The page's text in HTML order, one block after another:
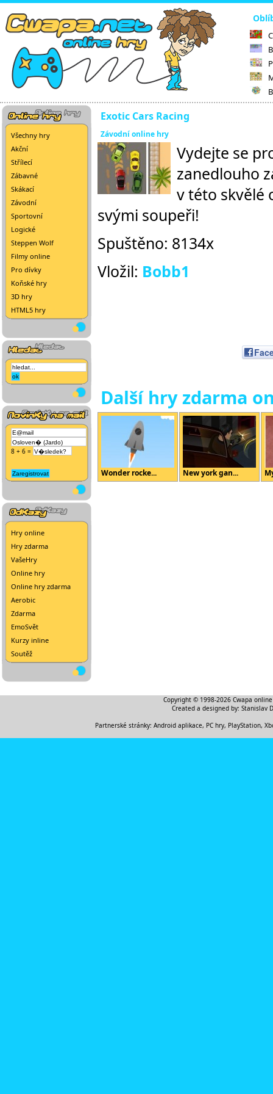
Všechny hry
Akční
Střílecí
Zábavné
Skákací
Závodní
Sportovní
Logické
Steppen Wolf
Filmy online
Pro dívky
Koňské hry
3D hry
HTML5 hry
8 + 6 =
Hry online
Hry zdarma
VašeHry
Online hry
Online hry zdarma
Aerobic
Zdarma
EmoSvět
Kurzy inline
Soutěž
Exotic Cars Racing
Závodní online hry
Vydejte se
zanedlouho
v této skvělé
svými soupeři!
Spuštěno: 8134x
Vložil: Bobb1
Další hry zdarma
Wonder rocke... New york gan...
Copyright © 1998-2026 Cwapa
Created a designed by: Stanislav
Partnerské stránky: Android aplikace, PC hry, PlayStation,